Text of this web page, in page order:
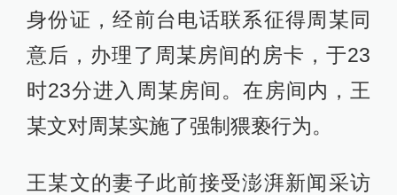
身份证，经前台电话联系征得周某同
意后，办理了周某房间的房卡，于23
时23分进入周某房间。在房间内，王
某文对周某实施了强制猥亵行为。
王某文的妻子此前接受澎湃新闻采访